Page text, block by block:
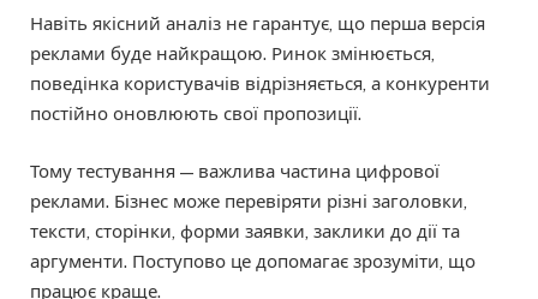
Навіть якісний аналіз не гарантує, що перша версія
реклами буде найкращою. Ринок змінюється,
поведінка користувачів відрізняється, а конкуренти
постійно оновлюють свої пропозиції.
Тому тестування — важлива частина цифрової
реклами. Бізнес може перевіряти різні заголовки,
тексти, сторінки, форми заявки, заклики до дії та
аргументи. Поступово це допомагає зрозуміти, що
працює краще.